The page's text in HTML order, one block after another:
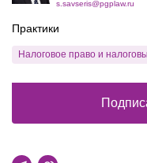
s.savseris@pgplaw.ru
Практики
Налоговое право и